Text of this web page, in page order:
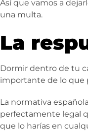
Así que vamos a
una multa.
La
Dormir dentro de tu
importante de lo que
La normativa
perfectamente legal
que lo harías en